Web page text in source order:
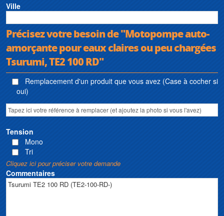
Ville
Précisez votre besoin de "Motopompe auto-
amorçante pour eaux claires ou peu chargées
Tsurumi, TE2 100 RD"
Remplacement d'un produit que vous avez (Case à cocher si
oui)
Tension
Mono
Tri
Cliquez ici pour préciser votre demande
Commentaires